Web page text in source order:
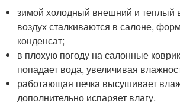
зимой холодный внешний и теплый
воздух сталкиваются в салоне,
конденсат;
в плохую погоду на салонные
попадает вода, увеличивая
работающая печка высушивает
дополнительно испаряет влагу.